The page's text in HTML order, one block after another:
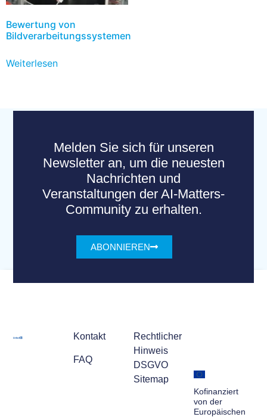
Bewertung von
Bildverarbeitungssystemen
Weiterlesen
Melden Sie sich für unseren
Newsletter an, um die neuesten
Nachrichten und
Veranstaltungen der AI-Matters-
Community zu erhalten.
ABONNIEREN
Kontakt
FAQ
Rechtlicher
Hinweis
DSGVO
Sitemap
Kofinanziert
von der
Europäischen